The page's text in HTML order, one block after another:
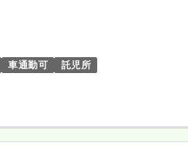
車通勤可
託児所